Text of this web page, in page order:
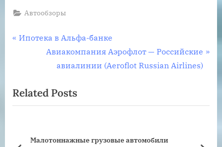
Автообзоры
Навигация
P
i
o
Ипотека в Альфа-банке
N
t
P
Авиакомпания Аэрофлот — Российские
авиалинии (Aeroflot Russian Airlines)
Related Posts
Малотоннажные грузовые автомобили